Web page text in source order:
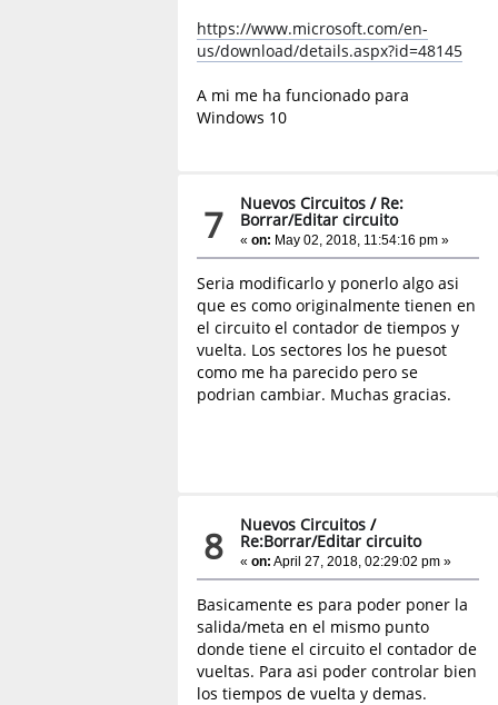
https://www.microsoft.com/en-
us/download/details.aspx?id=48145
A mi me ha funcionado para
Windows 10
7 Nuevos Circuitos / Re:
Borrar/Editar circuito
«on: May 02, 2018, 11:54:16 pm »
Seria modificarlo y ponerlo algo asi
que es como originalmente tienen en
el circuito el contador de tiempos y
vuelta. Los sectores los he puesot
como me ha parecido pero se
podrian cambiar. Muchas gracias.
8 Nuevos Circuitos /
Re:Borrar/Editar circuito
«on: April 27, 2018, 02:29:02 pm »
Basicamente es para poder poner la
salida/meta en el mismo punto
donde tiene el circuito el contador de
vueltas. Para asi poder controlar bien
los tiempos de vuelta y demas.